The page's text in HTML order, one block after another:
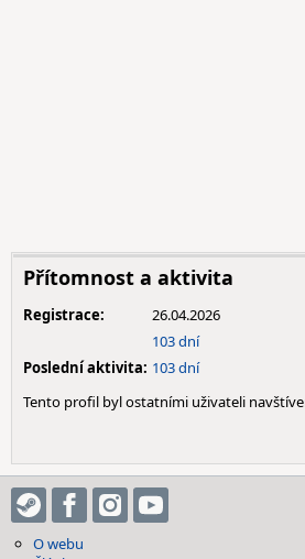
Přítomnost a aktivita
Registrace:
26.04.2026
103 dní
Poslední aktivita: 103 dní
Tento profil byl ostatními uživateli
O webu